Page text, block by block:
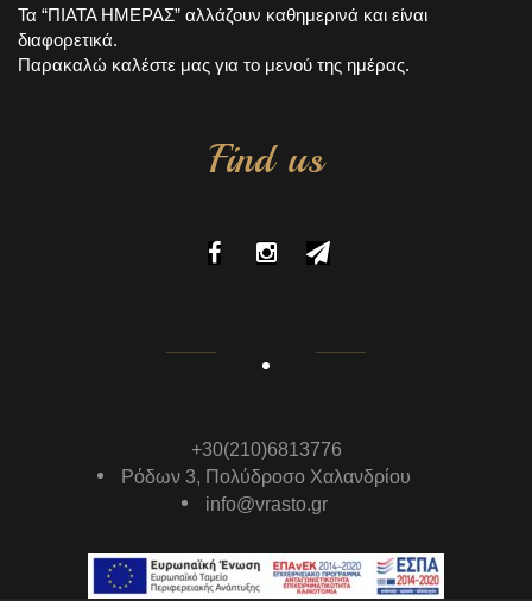
Τα “ΠΙΑΤΑ ΗΜΕΡΑΣ” αλλάζουν καθημερινά και είναι
διαφορετικά.
Παρακαλώ καλέστε μας για το μενού της ημέρας.
Find us
+30(210)6813776
Ρόδων 3, Πολύδροσο Χαλανδρίου
info@vrasto.gr